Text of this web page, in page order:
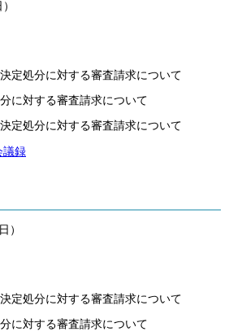
定処分に対する審査請求について
に対する審査請求について
定処分に対する審査請求について
議録
）
定処分に対する審査請求について
に対する審査請求について